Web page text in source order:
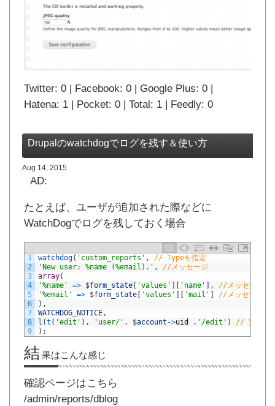
Twitter: 0 | Facebook: 0 | Google Plus: 0 |
Hatena: 1 | Pocket: 0 | Total: 1 | Feedly: 0
Drupalのwatchdogでログを残す＆使い方
Aug 14, 2015
AD:
たとえば、ユーザが追加された際などに
WatchDogでログを残しておく場合
1
2
3
4
5
6
7
8
9
watchdog( 'custom_reports' ,
// Typeを指定
'New user: %name (%email).' ,
//メッセージ
array(
'%name'
=> $form_state 'values' 'name' ,
//メッセージに
'%email'
=> $form_state 'values' 'mail'
//メッセージに
) ,
WATCHDOG_NOTICE,
l (t ( 'edit' ) , 'user/' . $account ->uid . '/edit' )
// 実行さ
) ;
結 果はこんな感じ
確認ページはこちら
/admin/reports/dblog